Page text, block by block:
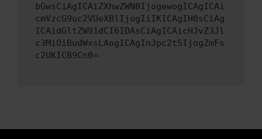
bGwsCiAgICAiZXhwZWN0IjogewogICAgICAi
cmVzcG9uc2VUeXBlIjogIiIKICAgIH0sCiAg
ICAidGltZW91dCI6IDAsCiAgICAicHJvZ3Jl
c3MiOiBudWxsLAogICAgInJpc2t5IjogZmFs
c2UKICB9Cn0=